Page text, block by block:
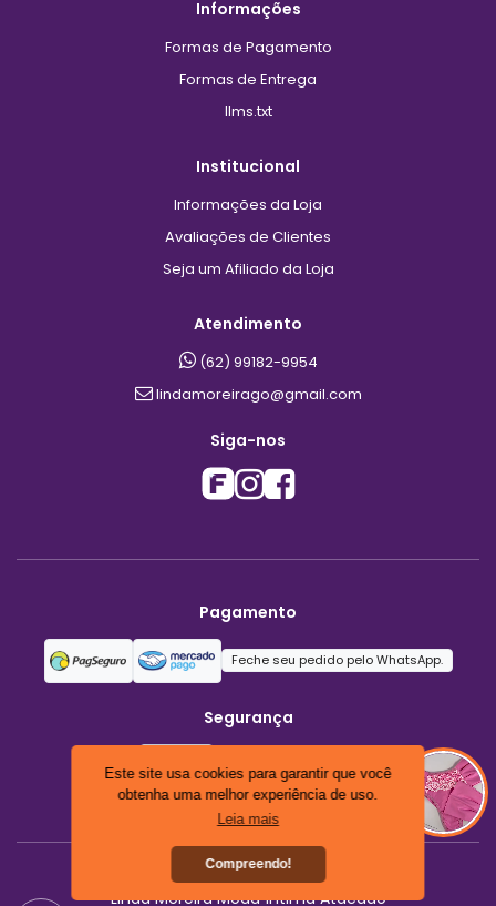
Este site usa cookies para garantir que você
obtenha uma melhor experiência de uso.
Leia mais
Compreendo!
Informações
Formas de Pagamento
Formas de Entrega
llms.txt
Institucional
Informações da Loja
Avaliações de Clientes
Seja um Afiliado da Loja
Atendimento
(62) 99182-9954
lindamoreirago@gmail.com
Siga-nos
Pagamento
Feche seu pedido pelo WhatsApp.
Segurança
Linda Moreira Moda Íntima Atacado